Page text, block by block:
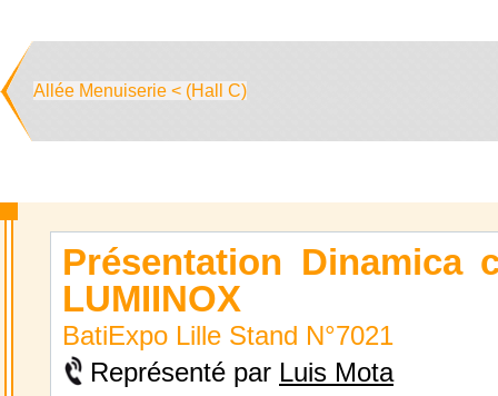
Allée Menuiserie < (Hall C)
Présentation Dinamica
LUMIINOX
BatiExpo Lille Stand N°7021
Représenté par Luis Mota